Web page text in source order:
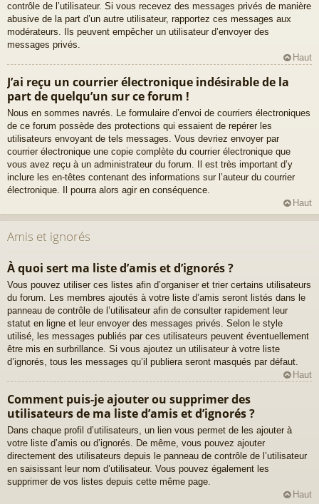
contrôle de l’utilisateur. Si vous recevez des messages privés de manière
abusive de la part d’un autre utilisateur, rapportez ces messages aux
modérateurs. Ils peuvent empêcher un utilisateur d’envoyer des
messages privés.
Haut
J’ai reçu un courrier électronique indésirable de la
part de quelqu’un sur ce forum !
Nous en sommes navrés. Le formulaire d’envoi de courriers électroniques
de ce forum possède des protections qui essaient de repérer les
utilisateurs envoyant de tels messages. Vous devriez envoyer par
courrier électronique une copie complète du courrier électronique que
vous avez reçu à un administrateur du forum. Il est très important d’y
inclure les en-têtes contenant des informations sur l’auteur du courrier
électronique. Il pourra alors agir en conséquence.
Haut
Amis et ignorés
À quoi sert ma liste d’amis et d’ignorés ?
Vous pouvez utiliser ces listes afin d’organiser et trier certains utilisateurs
du forum. Les membres ajoutés à votre liste d’amis seront listés dans le
panneau de contrôle de l’utilisateur afin de consulter rapidement leur
statut en ligne et leur envoyer des messages privés. Selon le style
utilisé, les messages publiés par ces utilisateurs peuvent éventuellement
être mis en surbrillance. Si vous ajoutez un utilisateur à votre liste
d’ignorés, tous les messages qu’il publiera seront masqués par défaut.
Haut
Comment puis-je ajouter ou supprimer des
utilisateurs de ma liste d’amis et d’ignorés ?
Dans chaque profil d’utilisateurs, un lien vous permet de les ajouter à
votre liste d’amis ou d’ignorés. De même, vous pouvez ajouter
directement des utilisateurs depuis le panneau de contrôle de l’utilisateur
en saisissant leur nom d’utilisateur. Vous pouvez également les
supprimer de vos listes depuis cette même page.
Haut